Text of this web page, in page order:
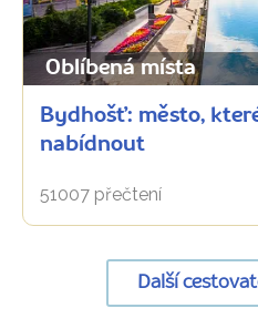
Oblíbená místa
Bydhošť: město,
nabídnout
51007 přečtení
Další